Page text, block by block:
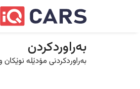
بەراوردکردن
بەراوردکردنی مۆدێلە